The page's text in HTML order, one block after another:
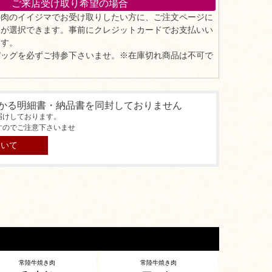
ご来店受け取り希望の場合
のイイジマでお受け取りしたい方に、ご注文ページに
選択できます。事前にクレジットカードでお支払いい
。
グを必ずご持参下さいませ。※在庫切れ商品は不可で
る明細書・納品書を同封しておりません
しております。
でご注意下さいませ
て
常陸牛焼き肉 常陸牛焼き肉